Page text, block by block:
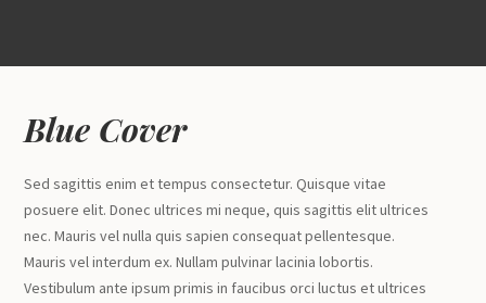
Blue Cover
Sed sagittis enim et tempus consectetur. Quisque vitae
posuere elit. Donec ultrices mi neque, quis sagittis elit ultrices
nec. Mauris vel nulla quis sapien consequat pellentesque.
Mauris vel interdum ex. Nullam pulvinar lacinia lobortis.
Vestibulum ante ipsum primis in faucibus orci luctus et ultrices